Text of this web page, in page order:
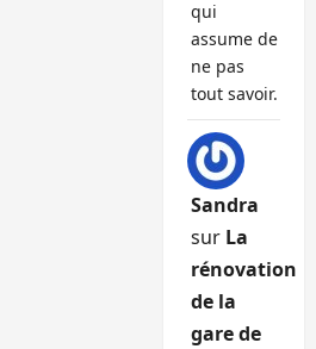
qui
assume de
ne pas
tout savoir.
Sandra
sur La
rénovation
de la
gare de